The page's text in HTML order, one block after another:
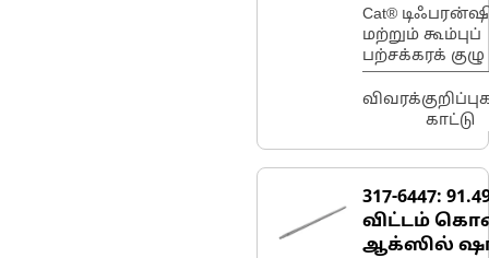
பெவல்
Cat®
மற்றும் கூம்புப்
பற்சக்கரக் குழு
காட்டு
317-6447:
விட்டம்
ஆக்ஸில்